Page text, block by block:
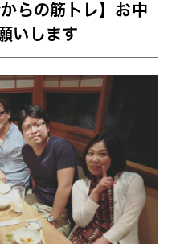
らの筋トレ】お中
いします